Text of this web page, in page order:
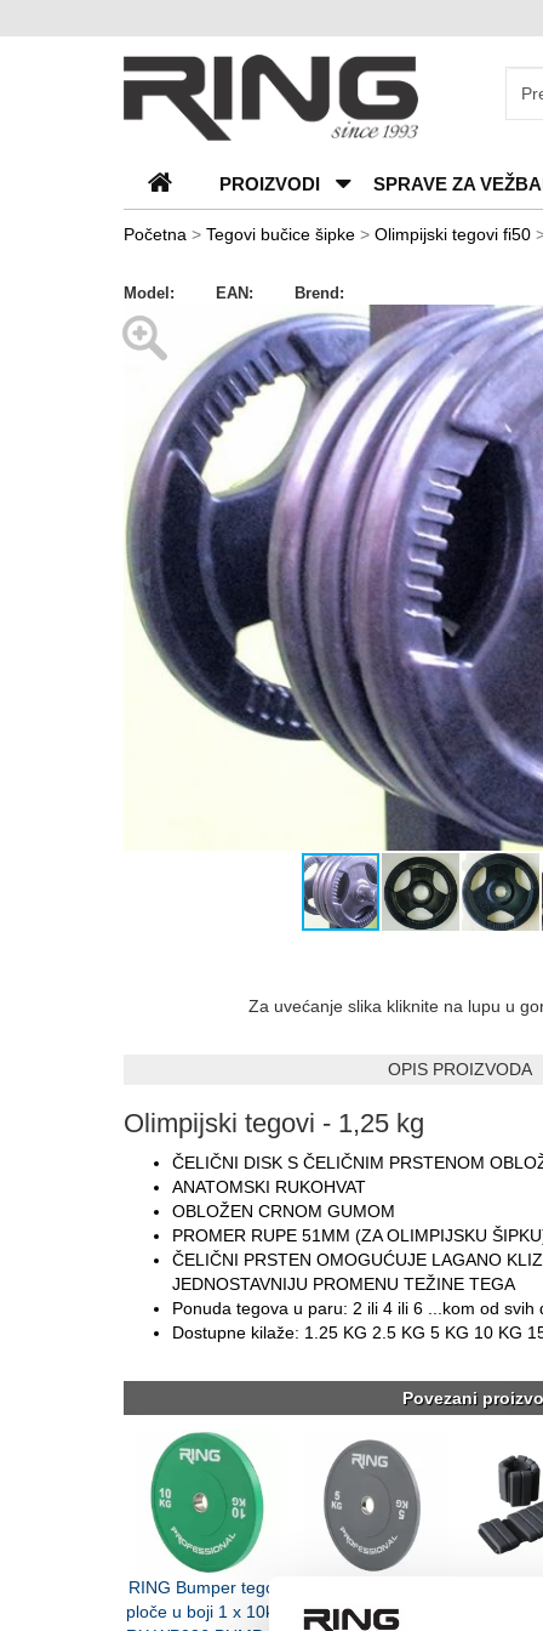
O
nama
Katalozi
Kontakt
Blog
Česta
PROIZVODI SPRAVE ZA
Početna > Tegovi bučice šipke > Olimpijski tegovi fi50
Model: EAN: Brend:
Za uvećanje slika kliknite na lupu u
OPIS PROIZVODA
Olimpijski tegovi - 1,25 kg
ČELIČNI DISK S ČELIČNIM PRSTENOM
ANATOMSKI RUKOHVAT
OBLOŽEN CRNOM GUMOM
PROMER RUPE 51MM (ZA OLIMPIJSKU
ČELIČNI PRSTEN OMOGUĆUJE LAGANO
JEDNOSTAVNIJU PROMENU TEŽINE TEGA
Ponuda tegova u paru: 2 ili 4 ili 6 ...kom od svih
Dostupne kilaže: 1.25 KG 2.5 KG 5 KG 10 KG
Povezani
RING Bumper tegovi
ploče u boji 1 x 10kg-
ploče u boji 1 x 5kg-